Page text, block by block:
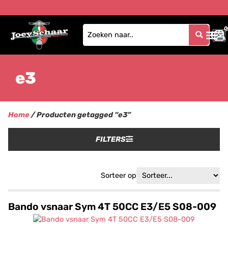
0
0
e3
Home/ Producten getagged “e3”
FILTERS
Sorteer op
Bando vsnaar Sym 4T 50CC E3/E5 S08-009